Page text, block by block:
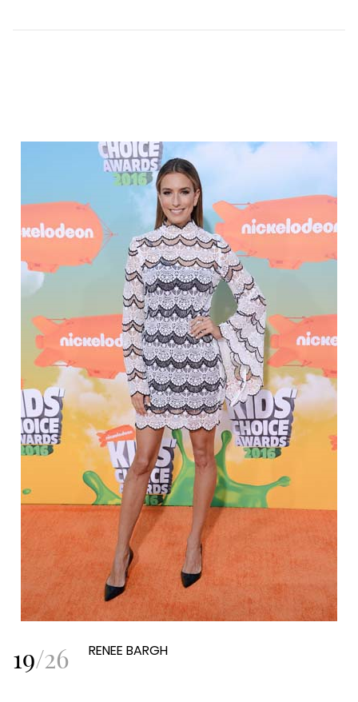
19/26 RENEE BARGH